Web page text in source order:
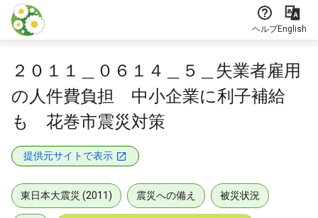
本文に飛ぶ
ヘルプEnglish
２０１１＿０６１４＿５＿失業者雇用
の人件費負担 中小企業に利子補給
も 花巻市震災対策
提供元サイトで表示
東日本大震災 (2011) 震災への備え 被災状況